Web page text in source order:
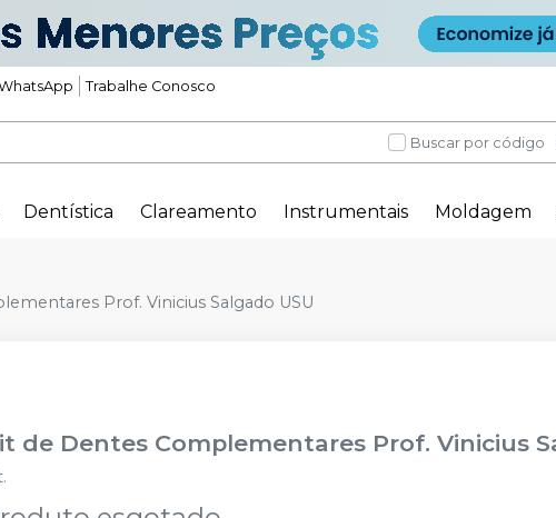
Trabalhe Conosco
Buscar por código
Dentística Clareamento Instrumentais Moldagem
Prof. Vinicius Salgado USU
de Dentes Complementares Prof. Vinicius